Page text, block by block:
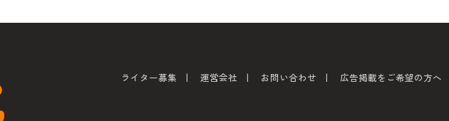
ライター募集 運営会社 お問い合わせ 広告掲載をご希望の方へ